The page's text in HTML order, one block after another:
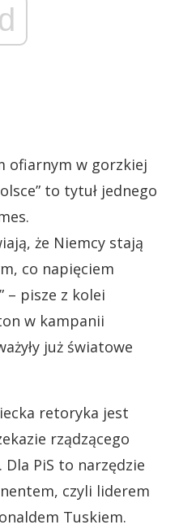
ofiarnym w gorzkiej
to tytuł jednego
że Niemcy stają
co napięciem
– pisze z kolei
w kampanii
już światowe
retoryka jest
rządzącego
PiS to narzędzie
czyli liderem
Tuskiem.